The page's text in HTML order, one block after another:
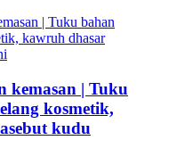
kemasan | Tuku
kosmetik,
kudu